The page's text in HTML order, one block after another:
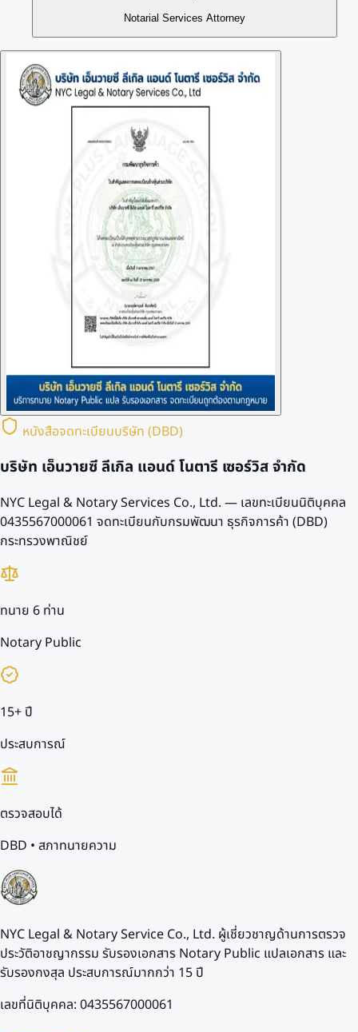
Notarial Services Attorney
หนังสือจดทะเบียนบริษัท (DBD)
บริษัท เอ็นวายซี ลีเกิล แอนด์ โนตารี เซอร์วิส จำกัด
NYC Legal & Notary Services Co., Ltd. — เลขทะเบียนนิติบุคคล
0435567000061 จดทะเบียนกับกรมพัฒนา ธุรกิจการค้า (DBD)
กระทรวงพาณิชย์
ทนาย 6 ท่าน
Notary Public
15+ ปี
ประสบการณ์
ตรวจสอบได้
DBD • สภาทนายความ
NYC Legal & Notary Service Co., Ltd. ผู้เชี่ยวชาญด้านการตรวจ
ประวัติอาชญากรรม รับรองเอกสาร Notary Public แปลเอกสาร และ
รับรองกงสุล ประสบการณ์มากกว่า 15 ปี
เลขที่นิติบุคคล: 0435567000061